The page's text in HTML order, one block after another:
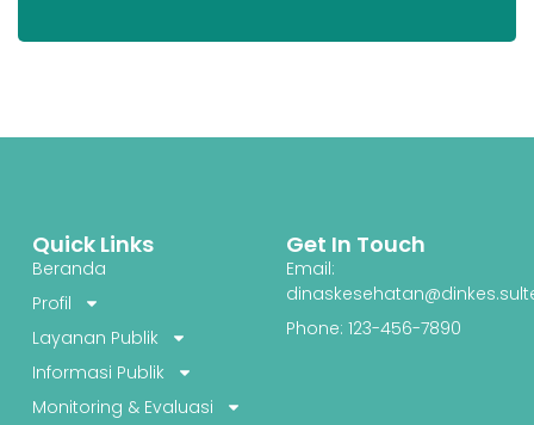
Quick Links
Beranda
Profil
Layanan Publik
Informasi Publik
Monitoring & Evaluasi
Get In Touch
Email:
Phone: 123-456-7890